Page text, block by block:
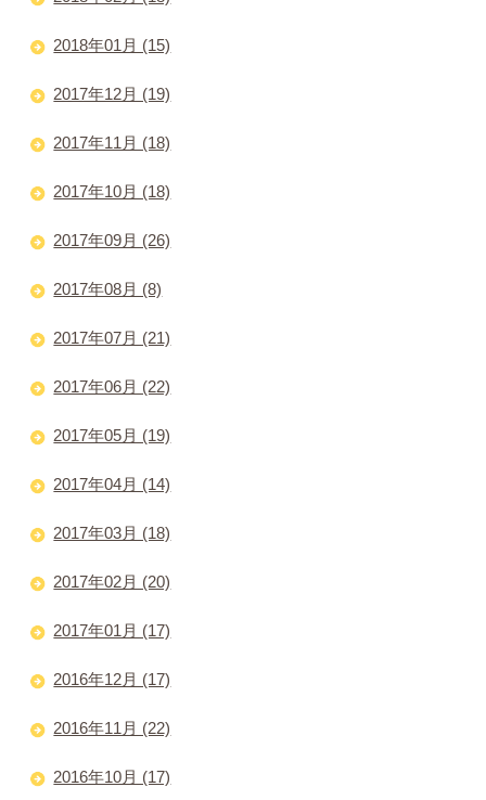
2018年01月 (15)
2017年12月 (19)
2017年11月 (18)
2017年10月 (18)
2017年09月 (26)
2017年08月 (8)
2017年07月 (21)
2017年06月 (22)
2017年05月 (19)
2017年04月 (14)
2017年03月 (18)
2017年02月 (20)
2017年01月 (17)
2016年12月 (17)
2016年11月 (22)
2016年10月 (17)